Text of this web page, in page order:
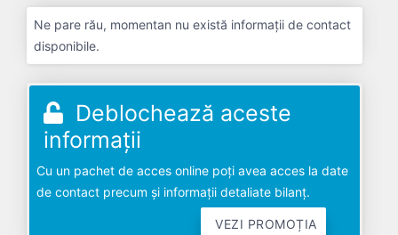
Ne pare rău, momentan nu există informații de contact
disponibile.
Deblochează aceste
informații
Cu un pachet de acces online poți avea acces la date
de contact precum și informații detaliate bilanț.
VEZI PROMOȚIA